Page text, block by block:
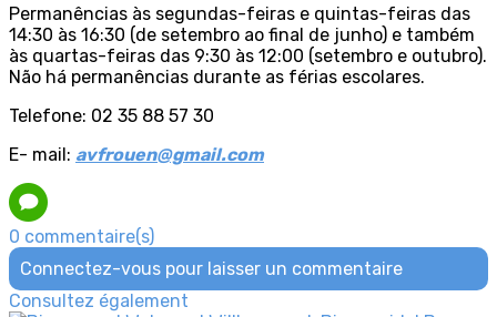
Permanências às segundas-feiras e quintas-feiras das
14:30 às 16:30 (de setembro ao final de junho) e também
às quartas-feiras das 9:30 às 12:00 (setembro e outubro).
Não há permanências durante as férias escolares.
Telefone: 02 35 88 57 30
E- mail: avfrouen@gmail.com
0 commentaire(s)
Connectez-vous pour laisser un commentaire
Consultez également